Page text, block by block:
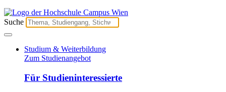
Suche
Studium & Weiterbildung
Zum Studienangebot
Für Studieninteressierte